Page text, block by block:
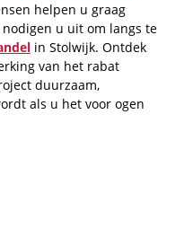
helpen u graag
u uit om langs te
in Stolwijk. Ontdek
van het rabat
duurzaam,
als u het voor ogen